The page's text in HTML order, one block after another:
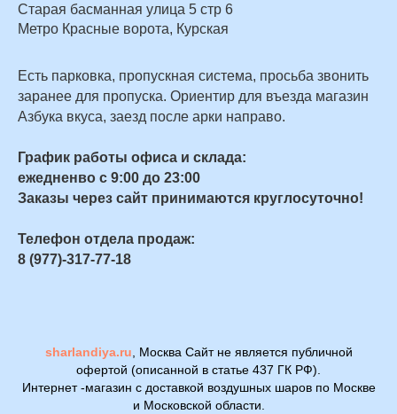
Старая басманная улица 5 стр 6
Метро Красные ворота, Курская
Есть парковка, пропускная система, просьба звонить
заранее для пропуска. Ориентир для въезда магазин
Азбука вкуса, заезд после арки направо.
График работы офиса и склада:
ежедненво с 9:00 до 23:00
Заказы через сайт принимаются круглосуточно!
Телефон отдела продаж:
8 (977)-317-77-18
sharlandiya.ru , Москва Сайт не является публичной
офертой (описанной в статье 437 ГК РФ).
Интернет -магазин с доставкой воздушных шаров по Москве
и Московской области.